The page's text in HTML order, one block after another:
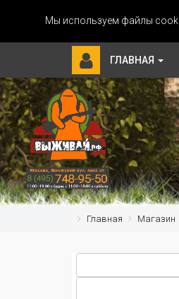
Мы используем файлы
ГЛАВНАЯ
Главная Магазин